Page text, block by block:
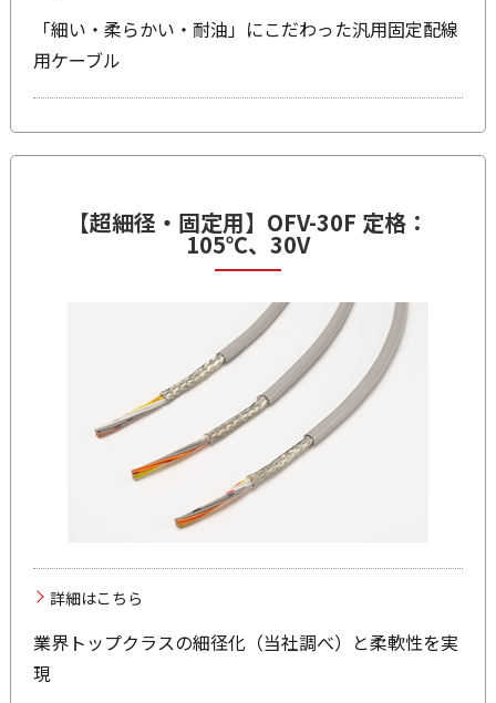
「細い・柔らかい・耐油」にこだわった汎用固定配線
用ケーブル
【超細径・固定用】 OFV-30F 定格：
105℃、30V
詳細はこちら
業界トップクラスの細径化（当社調べ）と柔軟性を実
現